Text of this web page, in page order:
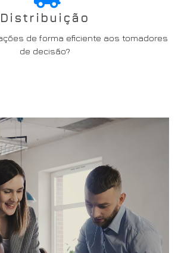
Distribuição
de forma eficiente aos tomadores
de decisão?